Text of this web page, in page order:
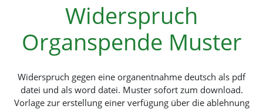
Widerspruch
Organspende Muster
Widerspruch gegen eine organentnahme deutsch als pdf
datei und als word datei. Muster sofort zum download.
Vorlage zur erstellung einer verfügung über die ablehnung